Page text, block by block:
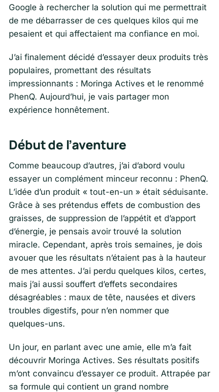
Google à rechercher la solution qui me permettrait
de me débarrasser de ces quelques kilos qui me
pesaient et qui affectaient ma confiance en moi.
J’ai finalement décidé d’essayer deux produits très
populaires, promettant des résultats
impressionnants : Moringa Actives et le renommé
PhenQ. Aujourd’hui, je vais partager mon
expérience honnêtement.
Début de l’aventure
Comme beaucoup d’autres, j’ai d’abord voulu
essayer un complément minceur reconnu : PhenQ.
L’idée d’un produit « tout-en-un » était séduisante.
Grâce à ses prétendus effets de combustion des
graisses, de suppression de l’appétit et d’apport
d’énergie, je pensais avoir trouvé la solution
miracle. Cependant, après trois semaines, je dois
avouer que les résultats n’étaient pas à la hauteur
de mes attentes. J’ai perdu quelques kilos, certes,
mais j’ai aussi souffert d’effets secondaires
désagréables : maux de tête, nausées et divers
troubles digestifs, pour n’en nommer que
quelques-uns.
Un jour, en parlant avec une amie, elle m’a fait
découvrir Moringa Actives. Ses résultats positifs
m’ont convaincu d’essayer ce produit. Attrapée par
sa formule qui contient un grand nombre